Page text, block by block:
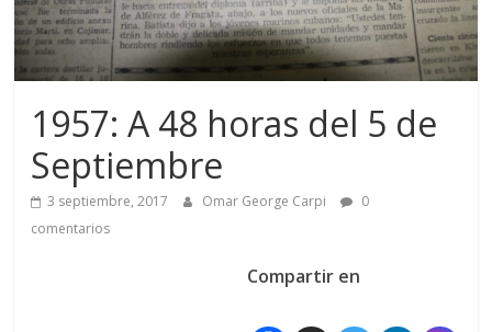
1957: A 48 horas del 5 de
Septiembre
3 septiembre, 2017 Omar George Carpi
0
comentarios
Compartir en